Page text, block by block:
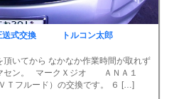
式交換 トルコン太郎
いてから なかなか作業時間が取れず
セン。 マークＸジオ ＡＮＡ１
フルード）の交換です。 ６ […]